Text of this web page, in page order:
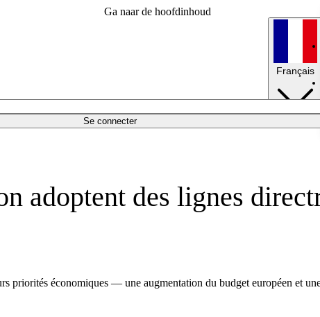
Ga naar de hoofdinhoud
Se connecter
Français
adoptent des lignes
priorités économiques — une augmentation du budget européen et